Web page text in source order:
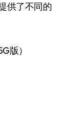
供了不同的
版）